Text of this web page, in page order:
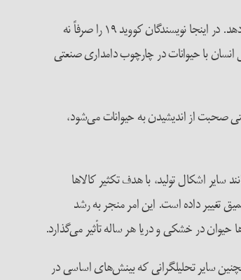
مقاله‌ی راب والاس، الکس لیبمن، لوئیس فرناندو چاوز و رودریک والاس («کووید ۱۹ و دورپیمایی‌های سرمایه») تحلیل مطلوبی از همه‌گیری فعلی کووید ۱۹ ارائه می‌دهد. در اینجا نویسندگان کووید ۱۹ را صرفاً نه
نمی‌کنند. در عوض کووید ۱۹ به‌درستی به‌عنوان نشانه‌ای از تعامل انسان با حیوانات در چارچوب دامداری صنعتی
صحبت از اندیشیدن به حیوانات می‌شود،
سایر اشکال تولید، با هدف تکثیر کالاها
تغییر داده است. این امر منجر به رشد
در خشکی و دریا هر ساله تأثیر می‌گذارد.
سایر تحلیلگرانی که بینش‌های اساسی در